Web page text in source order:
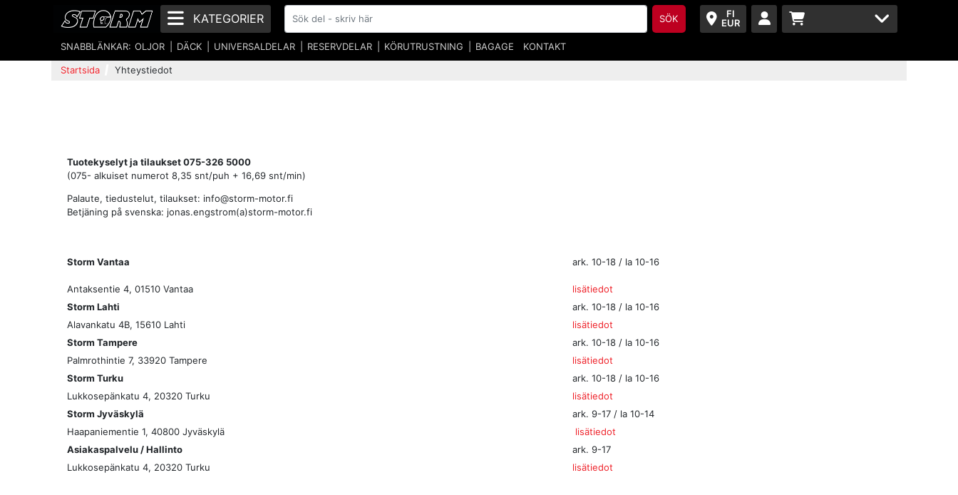
FI
EUR
KATEGORIER SÖK
SNABBLÄNKAR: OLJOR DÄCK UNIVERSALDELAR RESERVDELAR KÖRUTRUSTNING BAGAGE KONTAKT
Startsida Yhteystiedot
Tuotekyselyt ja tilaukset 075-326 5000
(075- alkuiset numerot 8,35 snt/puh + 16,69 snt/min)
Palaute, tiedustelut, tilaukset: info@storm-motor.fi
Betjäning på svenska: jonas.engstrom(a)storm-motor.fi
Storm Vantaa ark. 10-18 / la 10-16
Antaksentie 4, 01510 Vantaa
lisätiedot
Storm Lahti
ark. 10-18 / la 10-16
Alavankatu 4B, 15610 Lahti
lisätiedot
Storm Tampere
ark. 10-18 / la 10-16
Palmrothintie 7, 33920 Tampere
lisätiedot
Storm Turku
ark. 10-18 / la 10-16
Lukkosepänkatu 4, 20320 Turku
lisätiedot
Storm Jyväskylä
ark. 9-17 / la 10-14
Haapaniementie 1, 40800 Jyväskylä
lisätiedot
Asiakaspalvelu / Hallinto
ark. 9-17
Lukkosepänkatu 4, 20320 Turku
lisätiedot